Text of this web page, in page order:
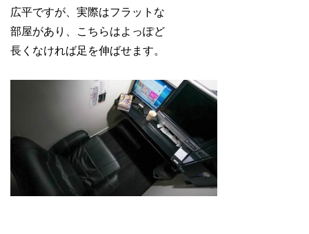
広平ですが、実際はフラットな
部屋があり、こちらはよっぽど
長くなければ足を伸ばせます。